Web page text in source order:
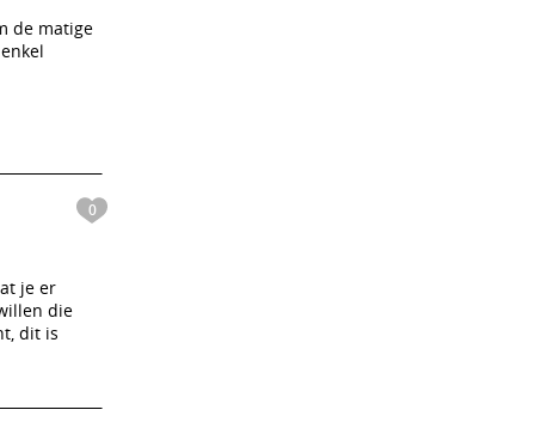
de matige
0
je er
die
dit is